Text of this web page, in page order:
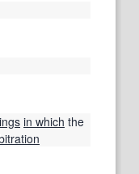
in which the